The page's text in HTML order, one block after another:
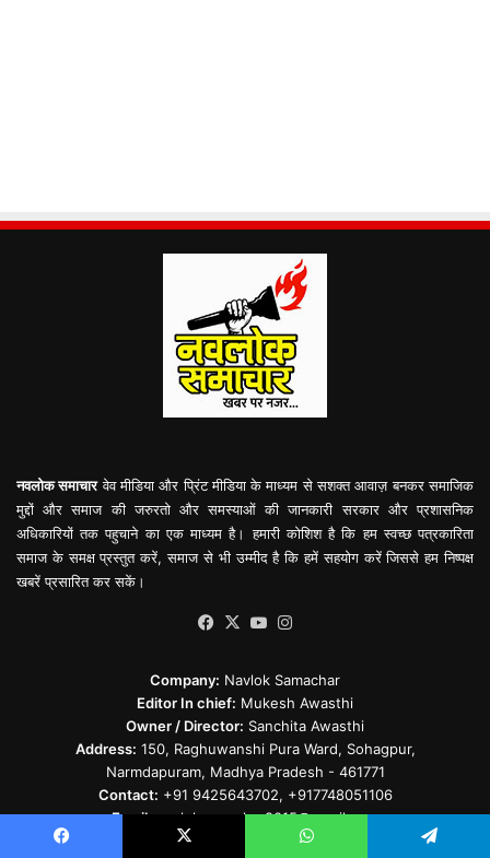
नवलोक समाचारवेव मीडिया और प्रिंट मीडिया के माध्यम से सशक्त आवाज़ बनकर समाजिक
मुद्दों और समाज की जरुरतो और समस्याओं की जानकारी सरकार और प्रशासनिक
अधिकारियों तक पहुचाने का एक माध्यम है। हमारी कोशिश है कि हम स्वच्छ पत्रकारिता
समाज के समक्ष प्रस्तुत करें, समाज से भी उम्मीद है कि हमें सहयोग करें जिससे हम निष्पक्ष
खबरें प्रसारित कर सकें।
Facebook
X YouTube
Company: Navlok Samachar
Editor In chief: Mukesh Awasthi
Owner / Director: Sanchita Awasthi
Address: 150, Raghuwanshi Pura Ward, Sohagpur,
Narmdapuram, Madhya Pradesh - 461771
Contact: +91 9425643702, +917748051106
Email:
navloksamachar2015@gmail.com